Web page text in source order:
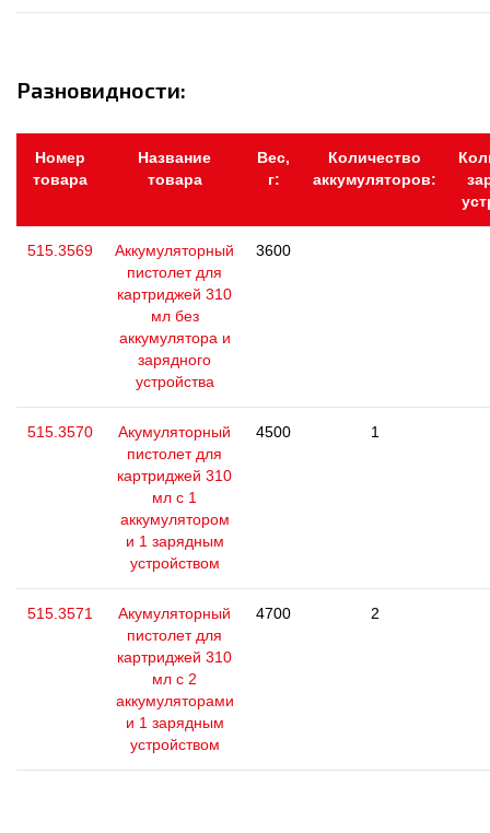
Разновидности:
Номер
товара
Название
товара
Вес,
г:
Количество
аккумуляторов:
515.3569
Аккумуляторный
пистолет для
картриджей 310
мл без
аккумулятора и
зарядного
устройства
3600
515.3570
Акумуляторный
пистолет для
картриджей 310
мл с 1
аккумулятором
и 1 зарядным
устройством
4500 1
515.3571
Акумуляторный
пистолет для
картриджей 310
мл с 2
аккумуляторами
и 1 зарядным
устройством
4700 2